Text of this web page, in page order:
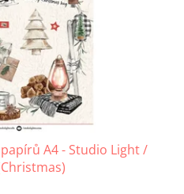
A4 - Studio Light /